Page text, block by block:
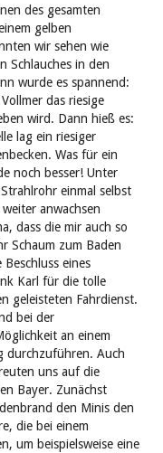
des gesamten
gelben
wir sehen wie
Schlauches in den
wurde es spannend:
das riesige
wird. Dann hieß es:
lag ein riesiger
Was für ein
noch besser! Unter
einmal selbst
anwachsen
dass die mir auch so
Schaum zum Baden
eines
Karl für die tolle
geleisteten Fahrdienst.
bei der
an einem
durchzuführen. Auch
uns auf die
Bayer. Zunächst
den Minis den
die bei einem
um beispielsweise eine